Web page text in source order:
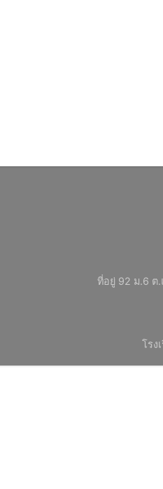
ที่อยู่ 92 ม.6 ต.
โรง